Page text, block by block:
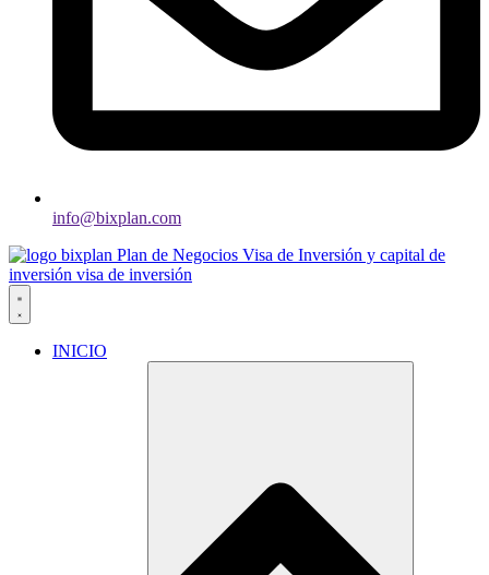
info@bixplan.com
INICIO